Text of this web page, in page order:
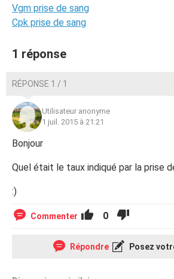
Vgm prise de sang
Cpk prise de sang
1 réponse
RÉPONSE 1 / 1
Utilisateur anonyme
1 juil. 2015 à 21:21
Bonjour
Quel était le taux indiqué par la prise
:)
Commenter 0
Répondre Posez